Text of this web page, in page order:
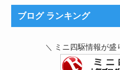
リ
ブログ ランキング
＼ ミニ四駆情報が盛